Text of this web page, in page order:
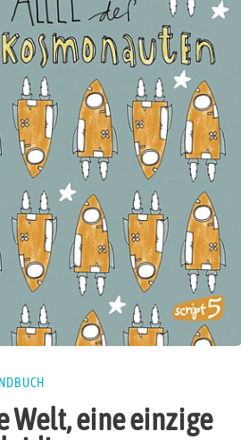
Welt, eine einzige